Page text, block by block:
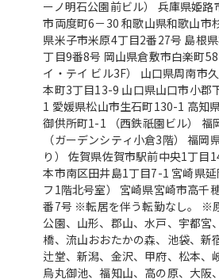
ーノ明石公園前ビル） 兵庫県姫
市両度町6－30 和歌山県和歌山市
県米子市米原4丁目2番27号 島根
丁目9番8号 岡山県倉敷市白楽町
イ・テイ ビル3F） 山口県周南市
本町3丁目13-9 山口県山口市小郡
1 愛媛県松山市生石町130-1 高知
御供所町1-1 （西鉄祇園ビル） 福
（ガーデンシティ小倉3階） 福
り） 佐賀県佐賀市駅前中央1丁目
本市南区田井島1丁目7-1 宮崎県
フ1階北号室） 宮崎県宮崎市高千
番7号 ※転居を伴う転勤なし。 ※原則マイカー通勤不可 / 札幌、盛岡、勾当台
公園、山形、郡山、水戸、宇都宮
橋、流山おおたかの森、池袋、新
辻堂、新潟、金沢、甲府、松本、
烏丸御池、福知山、高の原、大阪